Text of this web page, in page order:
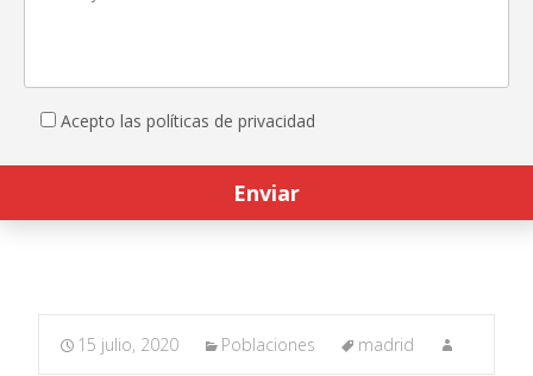
Acepto las políticas de privacidad
15 julio, 2020 Poblaciones madrid